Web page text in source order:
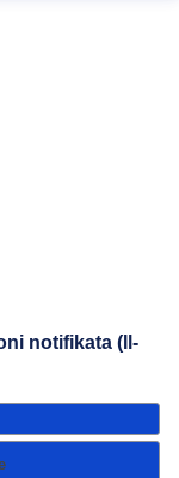
notifikata (Il-